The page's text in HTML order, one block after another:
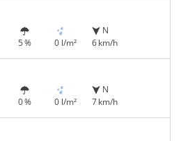
5 % 0 l/m²
N
6 km/h
0 % 0 l/m²
N
7 km/h